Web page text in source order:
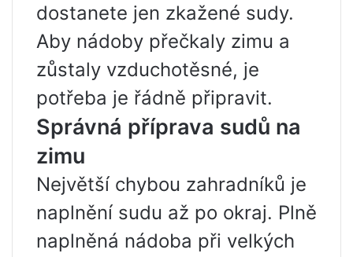
dostanete jen zkažené sudy.
Aby nádoby přečkaly zimu a
zůstaly vzduchotěsné, je
potřeba je řádně připravit.
Správná příprava sudů na
zimu
Největší chybou zahradníků je
naplnění sudu až po okraj. Plně
naplněná nádoba při velkých